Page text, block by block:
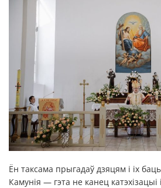
Ён таксама прыгадаў дзяцям і іх
Камунія — гэта не канец катэхізацыі